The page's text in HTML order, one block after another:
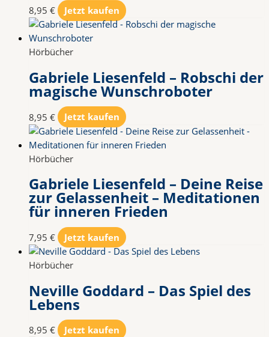
8,95 € Jetzt kaufen
Hörbücher
Gabriele Liesenfeld – Robschi der
magische Wunschroboter
8,95 € Jetzt kaufen
Hörbücher
Gabriele Liesenfeld – Deine Reise
zur Gelassenheit – Meditationen
für inneren Frieden
7,95 € Jetzt kaufen
Hörbücher
Neville Goddard – Das Spiel des
Lebens
8,95 € Jetzt kaufen